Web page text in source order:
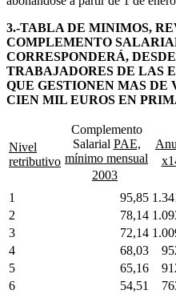
3.-TABLA DE MINIMOS,
COMPLEMENTO
CORRESPONDERÁ, DESDE
TRABAJADORES DE LAS
QUE GESTIONEN MAS
CIEN MIL EUROS EN
Nivel
retributivo
Complemento
Salarial PAE,
mínimo mensual
2003
1 95,85
2
78,14
3
72,14
4
68,03
5
65,16
6
54,51